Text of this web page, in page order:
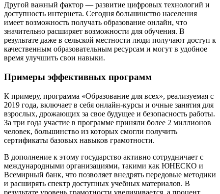
Другой важный фактор — развитие цифровых технологий и
доступность интернета. Сегодня большинство населения
имеет возможность получать образование онлайн, что
значительно расширяет возможности для обучения. В
результате даже в сельской местности люди получают доступ к
качественным образовательным ресурсам и могут в удобное
время улучшить свои навыки.
Примеры эффективных программ
К примеру, программа «Образование для всех», реализуемая с
2019 года, включает в себя онлайн-курсы и очные занятия для
взрослых, дрожающих за свое будущее и безопасность работы.
За три года участие в программе приняли более 2 миллионов
человек, большинство из которых смогли получить
сертификаты базовых навыков грамотности.
В дополнение к этому государство активно сотрудничает с
международными организациями, такими как ЮНЕСКО и
Всемирный банк, что позволяет внедрять передовые методики
и расширять спектр доступных учебных материалов. В
результате уровень грамотности увеличивается, а процент